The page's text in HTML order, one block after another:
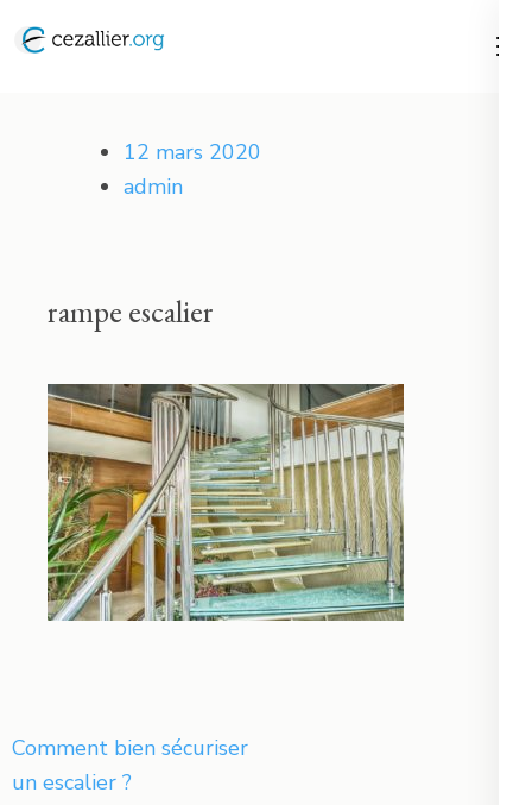
au
12 mars 2020
admin
rampe escalier
Navigation
de
Comment bien sécuriser
un escalier ?